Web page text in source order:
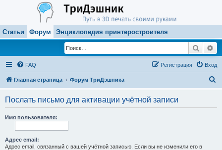
Статьи Форум Энциклопедия принтеростроителя
Поиск
FAQ Вход
Регистрация
Главная страница Форум ТриДэшника
Послать письмо для активации учётной записи
Имя пользователя:
Адрес email:
Адрес email, связанный с вашей учётной записью. Если вы не изменили его в